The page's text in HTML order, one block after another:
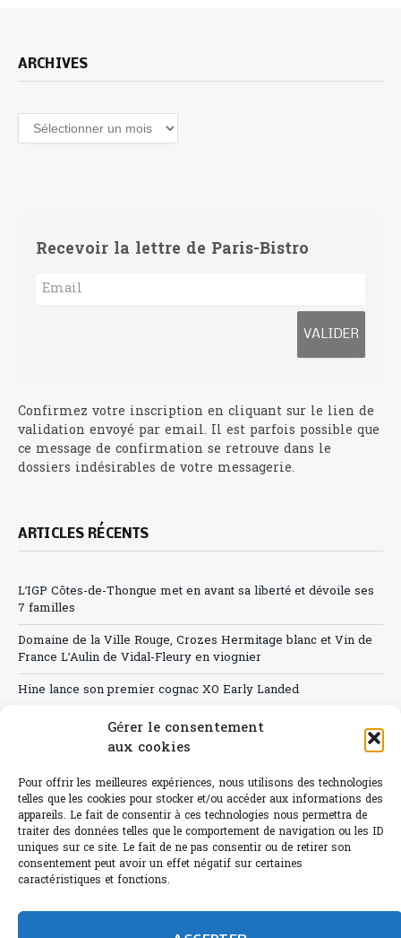
Gérer le consentement
aux cookies
Pour offrir les meilleures expériences, nous utilisons des technologies
telles que les cookies pour stocker et/ou accéder aux informations des
appareils. Le fait de consentir à ces technologies nous permettra de
traiter des données telles que le comportement de navigation ou les ID
uniques sur ce site. Le fait de ne pas consentir ou de retirer son
consentement peut avoir un effet négatif sur certaines
caractéristiques et fonctions.
ARCHIVES
Archives
Recevoir la lettre de Paris-Bistro
Confirmez votre inscription en cliquant sur le lien de
validation envoyé par email. Il est parfois possible que
ce message de confirmation se retrouve dans le
dossiers indésirables de votre messagerie.
ARTICLES RÉCENTS
L’IGP Côtes-de-Thongue met en avant sa liberté et dévoile ses
7 familles
Domaine de la Ville Rouge, Crozes Hermitage blanc et Vin de
France L’Aulin de Vidal-Fleury en viognier
Hine lance son premier cognac XO Early Landed
Canicule : A quand le CHR à « l’heure espagnole » ?
Sélection de rosés 2026
L'abus d'alcool est dangereux pour la santé.